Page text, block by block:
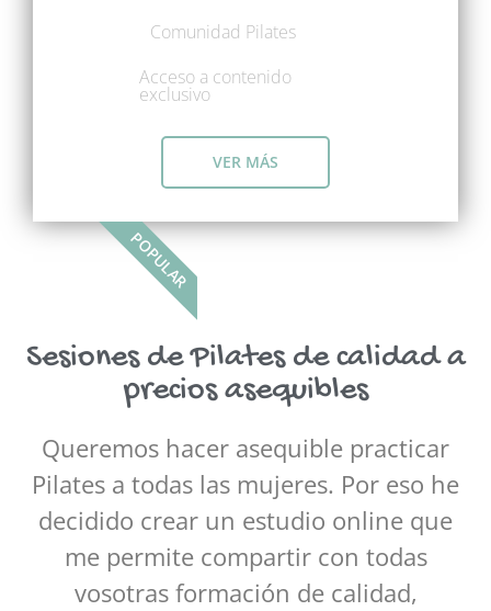
Comunidad Pilates
Acceso a contenido
exclusivo
VER MÁS
POPULAR
Sesiones de Pilates de calidad a
precios asequibles
Queremos hacer asequible practicar
Pilates a todas las mujeres. Por eso he
decidido crear un estudio online que
me permite compartir con todas
vosotras formación de calidad,